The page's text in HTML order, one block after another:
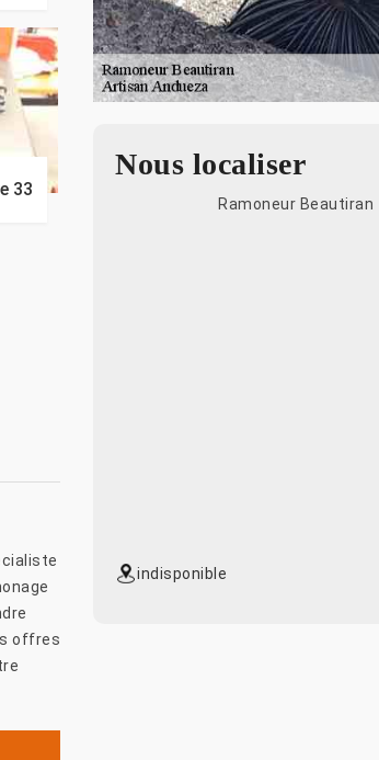
33
offres
Nous localiser
Ramoneur Beautiran
indisponible